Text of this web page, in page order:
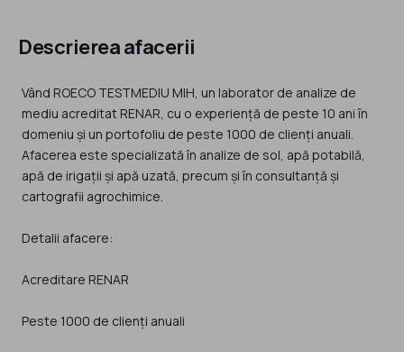
Descrierea afacerii
Vând ROECO TESTMEDIU MIH, un laborator de analize de
mediu acreditat RENAR, cu o experiență de peste 10 ani în
domeniu și un portofoliu de peste 1000 de clienți anuali.
Afacerea este specializată în analize de sol, apă potabilă,
apă de irigații și apă uzată, precum și în consultanță și
cartografii agrochimice.
Detalii afacere:
Acreditare RENAR
Peste 1000 de clienți anuali